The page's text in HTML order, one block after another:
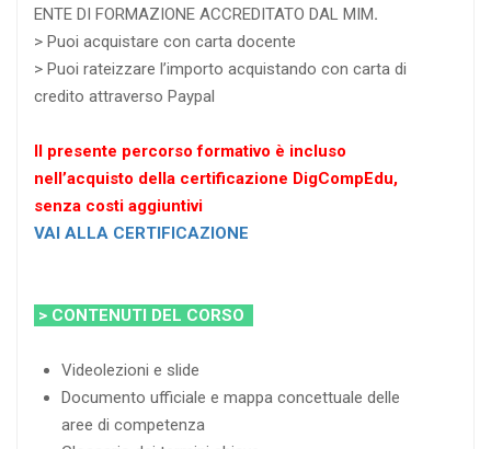
ENTE DI FORMAZIONE ACCREDITATO DAL MIM.
> Puoi acquistare con carta docente
> Puoi rateizzare l’importo acquistando con carta di
credito attraverso Paypal
Il presente percorso formativo è incluso
nell’acquisto della certificazione DigCompEdu,
senza costi aggiuntivi
VAI ALLA CERTIFICAZIONE
> CONTENUTI DEL CORSO
Videolezioni e slide
Documento ufficiale e mappa concettuale delle
aree di competenza